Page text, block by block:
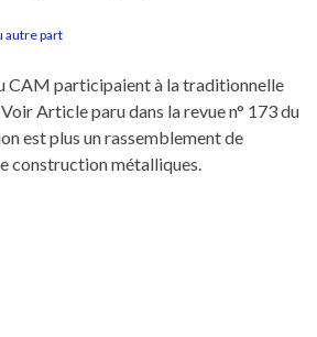
autre part
CAM participaient à la traditionnelle
Article paru dans la revue n° 173 du
est plus un rassemblement de
construction métalliques.